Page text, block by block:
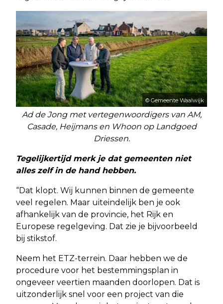
© Gemeente Waalwijk
Ad de Jong met vertegenwoordigers van AM,
Casade, Heijmans en Whoon op Landgoed
Driessen.
Tegelijkertijd merk je dat gemeenten niet
alles zelf in de hand hebben.
“Dat klopt. Wij kunnen binnen de gemeente
veel regelen. Maar uiteindelijk ben je ook
afhankelijk van de provincie, het Rijk en
Europese regelgeving. Dat zie je bijvoorbeeld
bij stikstof.
Neem het ETZ-terrein. Daar hebben we de
procedure voor het bestemmingsplan in
ongeveer veertien maanden doorlopen. Dat is
uitzonderlijk snel voor een project van die